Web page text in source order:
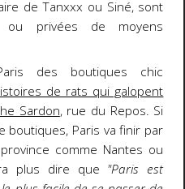
de Tanxxx ou Siné, sont
ou privées de moyens
des boutiques chic
de rats qui galopent
Sardon, rue du Repos. Si
boutiques, Paris va finir par
comme Nantes ou
plus dire que "Paris est